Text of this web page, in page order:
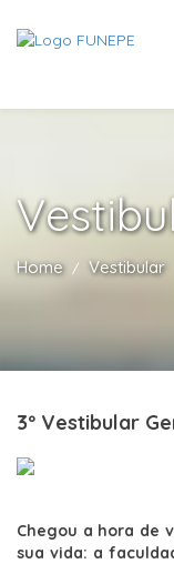
Home Vestibular
3º Vestibular
Chegou a hora de
sua vida: a